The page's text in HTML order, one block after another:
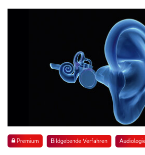
Premium Bildgebende Verfahren